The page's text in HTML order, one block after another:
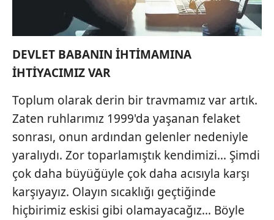
Sizlere daha iyi bir hizmet sunabilmek için İnternet
Sitemizde kendimize ve üçüncü kişilere ait çerezler
verileriniz işlenmekte olup gerekli olan çerezler bilgi
toplumu hizmetlerinin sunulması amacıyla
kılınması ve kişiselleştirilmesi ve sizlere yönelik
reklam/pazarlama faaliyetlerinin yapılması, amaçlarıyla
sınırlı olarak açık rızanız dahilinde kullanılacaktır.
Çerezlere ilişkin tercihlerinizi aşağıda yer alan panel
vasıtasıyla belirleyebilirsiniz. Çerezlere ilişkin detaylı bilgi
için Ayarlar butonuna tıklayabilir,Çerez Bilgilendirme
Metnimizi ziyaret edebilirsiniz.
DEVLET BABANIN İHTİMAMINA
İHTİYACIMIZ VAR
Toplum olarak derin bir travmamız var artık.
Zaten ruhlarımız 1999'da yaşanan felaket
sonrası, onun ardından gelenler nedeniyle
yaralıydı. Zor toparlamıştık kendimizi... Şimdi
çok daha büyüğüyle çok daha acısıyla karşı
karşıyayız. Olayın sıcaklığı geçtiğinde
hiçbirimiz eskisi gibi olamayacağız... Böyle